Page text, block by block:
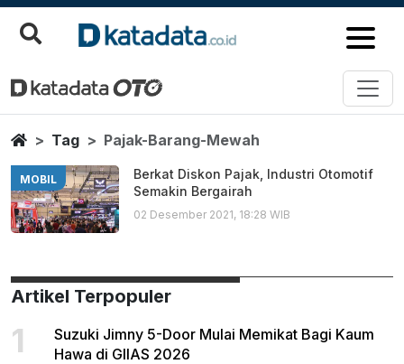
Pajak Barang Mewah
Berita Terbaru
HomeTag Pajak-Barang-Mewah
MOBIL
Berkat Diskon Pajak, Industri Otomotif
Semakin Bergairah
02 Desember 2021, 18:28 WIB
Artikel Terpopuler
1
Suzuki Jimny 5-Door Mulai Memikat Bagi Kaum
Hawa di GIIAS 2026